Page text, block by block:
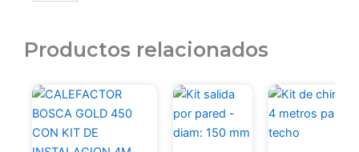
380
KIT
INSTALACION
cantidad
Productos relacionados